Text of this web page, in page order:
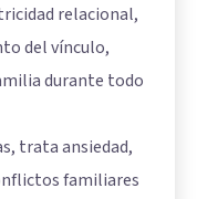
relacional,
del vínculo,
durante todo
trata ansiedad,
familiares